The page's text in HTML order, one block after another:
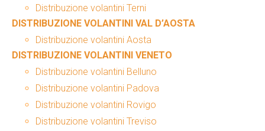
Distribuzione volantini Terni
DISTRIBUZIONE VOLANTINI VAL D’AOSTA
Distribuzione volantini Aosta
DISTRIBUZIONE VOLANTINI VENETO
Distribuzione volantini Belluno
Distribuzione volantini Padova
Distribuzione volantini Rovigo
Distribuzione volantini Treviso